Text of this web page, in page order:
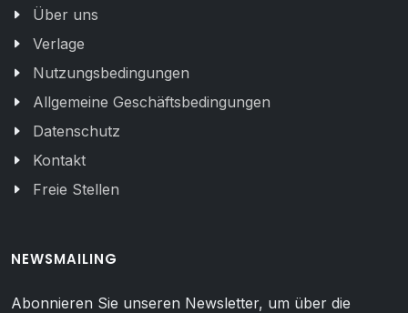
Über uns
Verlage
Nutzungsbedingungen
Allgemeine Geschäftsbedingungen
Datenschutz
Kontakt
Freie Stellen
NEWSMAILING
Abonnieren Sie unseren Newsletter, um über die